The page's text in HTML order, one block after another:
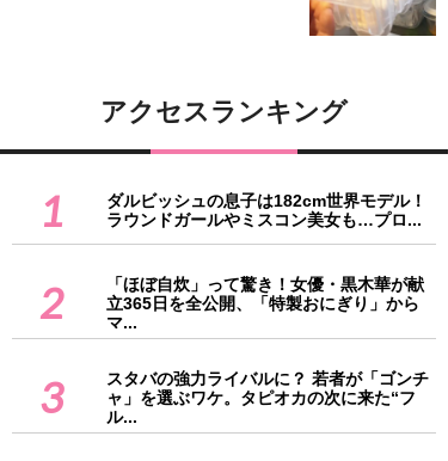
アクセスランキング
1
ダルビッシュの息子は182cm世界モデル！
ラウンドガールやミスコン美女も…プロ...
2
「ほぼ自炊」って驚き！女優・黒木華が献
立365日を全公開、「特製おにぎり」から
マ...
3
スタバの強力ライバルに？ 若者が「ゴンチ
ャ」を選ぶワケ。タピオカの次に来た“フ
ル...